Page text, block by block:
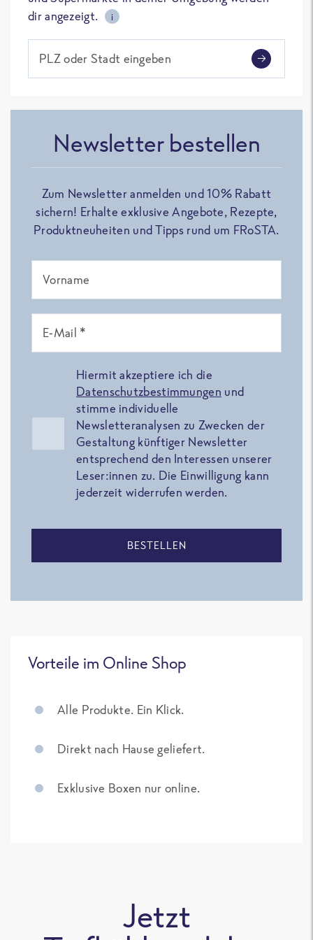
dir angezeigt.
i
PLZ oder Stadt eingeben
Newsletter bestellen
Zum Newsletter anmelden und 10% Rabatt
sichern! Erhalte exklusive Angebote, Rezepte,
Produktneuheiten und Tipps rund um FRoSTA.
Vorname
E-Mail *
Hiermit akzeptiere ich die
Datenschutzbestimmungen und
stimme individuelle
Newsletteranalysen zu Zwecken der
Gestaltung künftiger Newsletter
entsprechend den Interessen unserer
Leser:innen zu. Die Einwilligung kann
jederzeit widerrufen werden.
BESTELLEN
Vorteile im Online Shop
Alle Produkte. Ein Klick.
Direkt nach Hause geliefert.
Exklusive Boxen nur online.
Jetzt